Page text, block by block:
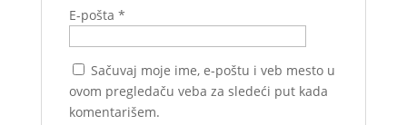
E-pošta *
Sačuvaj moje ime, e-poštu i veb mesto u
ovom pregledaču veba za sledeći put kada
komentarišem.